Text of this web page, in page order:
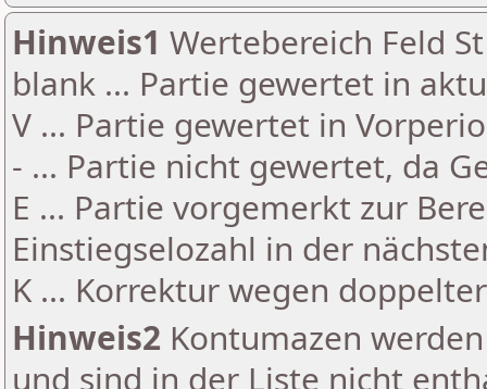
Hinweis1 Wertebereich Feld
blank ... Partie gewertet in
V ... Partie gewertet in
- ... Partie nicht gewertet, da
E ... Partie vorgemerkt zur
Einstiegselozahl in der
K ... Korrektur wegen
Hinweis2 Kontumazen
und sind in der Liste nicht